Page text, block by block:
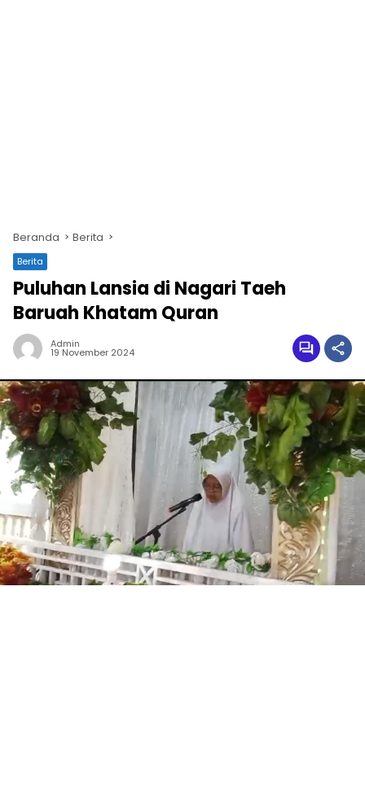
Beranda Berita
Berita
Puluhan Lansia di Nagari Taeh
Baruah Khatam Quran
Admin
19 November 2024